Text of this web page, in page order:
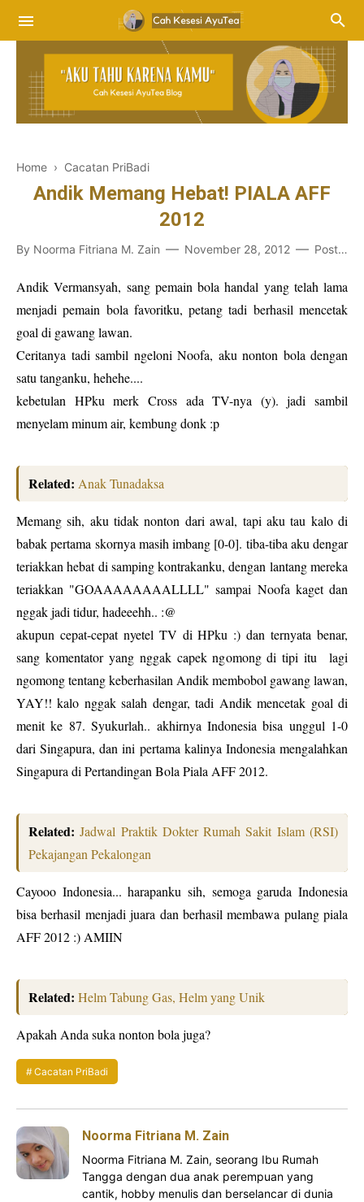
Home › Cacatan PriBadi
Andik Memang Hebat! PIALA AFF
2012
By Noorma Fitriana M. Zain November 28, 2012 Post a Comment
Andik Vermansyah, sang pemain bola handal yang telah lama
menjadi pemain bola favoritku, petang tadi berhasil mencetak
goal di gawang lawan.
Ceritanya tadi sambil ngeloni Noofa, aku nonton bola dengan
satu tanganku, hehehe....
kebetulan HPku merk Cross ada TV-nya (y). jadi sambil
menyelam minum air, kembung donk :p
Related: Anak Tunadaksa
Memang sih, aku tidak nonton dari awal, tapi aku tau kalo di
babak pertama skornya masih imbang [0-0]. tiba-tiba aku dengar
teriakkan hebat di samping kontrakanku, dengan lantang mereka
teriakkan "GOAAAAAAAALLLL" sampai Noofa kaget dan
nggak jadi tidur, hadeeehh.. :@
akupun cepat-cepat nyetel TV di HPku :) dan ternyata benar,
sang komentator yang nggak capek ngomong di tipi itu lagi
ngomong tentang keberhasilan Andik membobol gawang lawan,
YAY!! kalo nggak salah dengar, tadi Andik mencetak goal di
menit ke 87. Syukurlah.. akhirnya Indonesia bisa unggul 1-0
dari Singapura, dan ini pertama kalinya Indonesia mengalahkan
Singapura di Pertandingan Bola Piala AFF 2012.
Related:Jadwal Praktik Dokter Rumah Sakit Islam (RSI)
Pekajangan Pekalongan
Cayooo Indonesia... harapanku sih, semoga garuda Indonesia
bisa berhasil menjadi juara dan berhasil membawa pulang piala
AFF 2012 :) AMIIN
Related: Helm Tabung Gas, Helm yang Unik
Apakah Anda suka nonton bola juga?
Cacatan PriBadi
Noorma Fitriana M. Zain
Noorma Fitriana M. Zain, seorang Ibu Rumah
Tangga dengan dua anak perempuan yang
cantik, hobby menulis dan berselancar di dunia